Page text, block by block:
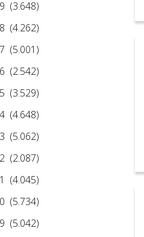
(3.648)
(4.262)
(5.001)
(2.542)
(3.529)
(4.648)
(5.062)
(2.087)
(4.045)
(5.734)
(5.042)